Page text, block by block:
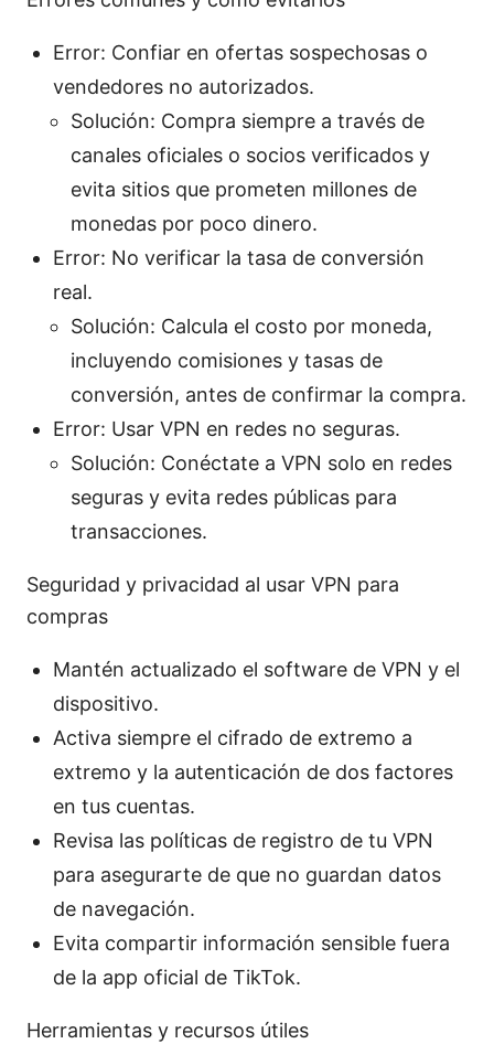
Error: Confiar en ofertas sospechosas o
vendedores no autorizados.
Solución: Compra siempre a través de
canales oficiales o socios verificados y
evita sitios que prometen millones de
monedas por poco dinero.
Error: No verificar la tasa de conversión
real.
Solución: Calcula el costo por moneda,
incluyendo comisiones y tasas de
conversión, antes de confirmar la compra.
Error: Usar VPN en redes no seguras.
Solución: Conéctate a VPN solo en redes
seguras y evita redes públicas para
transacciones.
Seguridad y privacidad al usar VPN para
compras
Mantén actualizado el software de VPN y el
dispositivo.
Activa siempre el cifrado de extremo a
extremo y la autenticación de dos factores
en tus cuentas.
Revisa las políticas de registro de tu VPN
para asegurarte de que no guardan datos
de navegación.
Evita compartir información sensible fuera
de la app oficial de TikTok.
Herramientas y recursos útiles